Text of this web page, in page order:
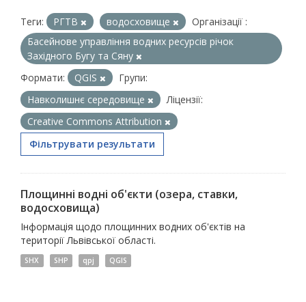
Теги: РГТВ водосховище
Організації :
Басейнове управління водних ресурсів річок
Західного Бугу та Сяну
Формати:
QGIS
Групи:
Навколишнє середовище
Ліцензії:
Creative Commons Attribution
Фільтрувати результати
Площинні водні об'єкти (озера, ставки,
водосховища)
Інформація щодо площинних водних об'єктів на
території Львівської області.
SHX SHP qpj QGIS